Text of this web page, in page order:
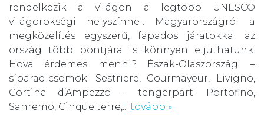
rendelkezik a világon a legtöbb UNESCO
világörökségi helyszínnel. Magyarországról a
megközelítés egyszerű, fapados járatokkal az
ország több pontjára is könnyen eljuthatunk.
Hova érdemes menni? Észak-Olaszország: –
síparadicsomok: Sestriere, Courmayeur, Livigno,
Cortina d’Ampezzo – tengerpart: Portofino,
Sanremo, Cinque terre,... tovább »